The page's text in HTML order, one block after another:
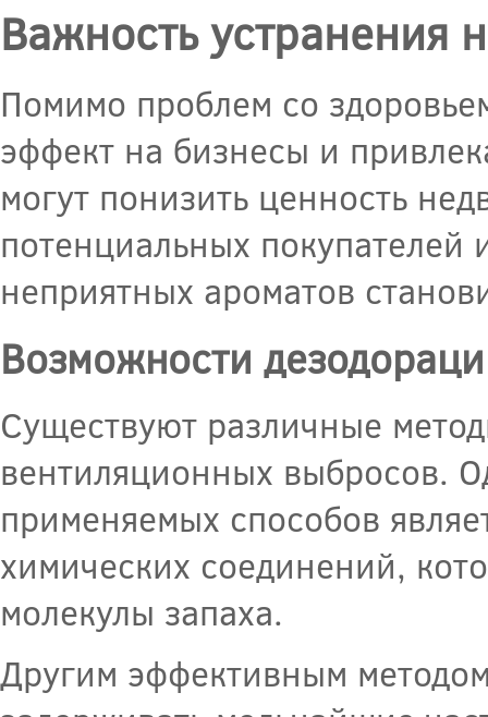
Важность устранения
Помимо проблем со
эффект на бизнесы и
могут понизить ценность
потенциальных покупателей
неприятных ароматов
Возможности
Существуют различные
вентиляционных выбросов.
применяемых способов
химических соединений,
молекулы запаха.
Другим эффективным